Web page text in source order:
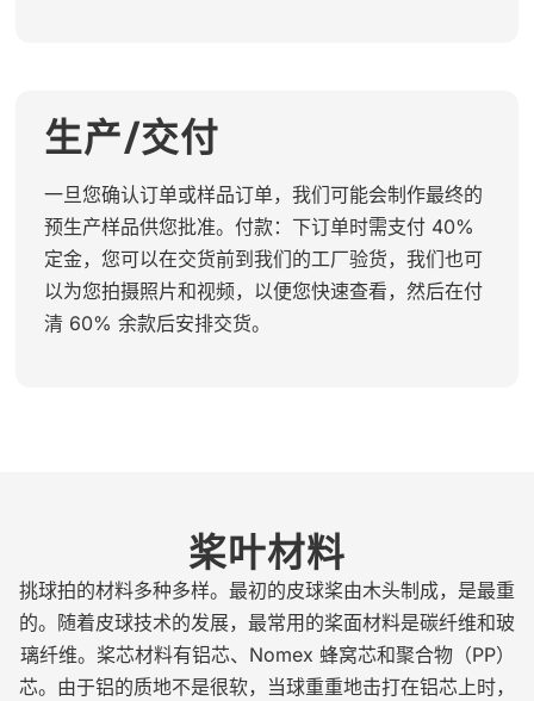
生产/交付
一旦您确认订单或样品订单，我们可能会制作最终的
预生产样品供您批准。付款：下订单时需支付 40%
定金，您可以在交货前到我们的工厂验货，我们也可
以为您拍摄照片和视频，以便您快速查看，然后在付
清 60% 余款后安排交货。
桨叶材料
挑球拍的材料多种多样。最初的皮球桨由木头制成，是最重
的。随着皮球技术的发展，最常用的桨面材料是碳纤维和玻
璃纤维。桨芯材料有铝芯、Nomex 蜂窝芯和聚合物（PP）
芯。由于铝的质地不是很软，当球重重地击打在铝芯上时，